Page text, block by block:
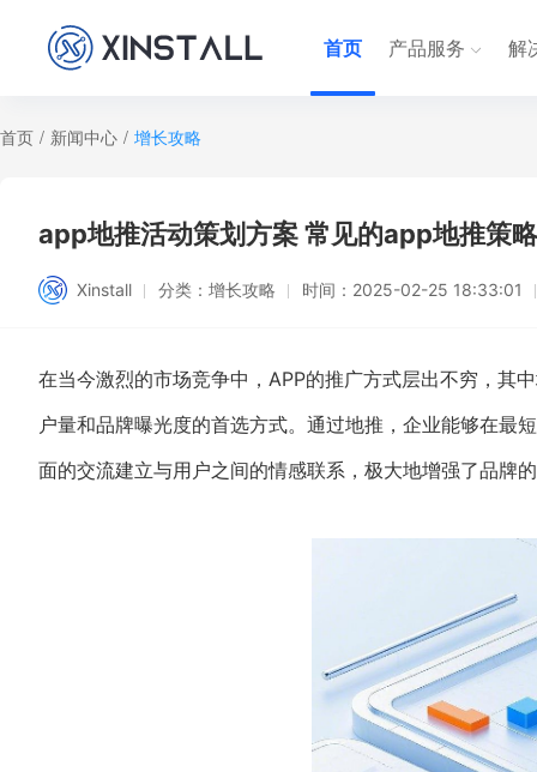
首页 产品服务 解
首页 / 新闻中心 / 增长攻略
app地推活动策划方案 常见的app地推策略
Xinstall 分类： 增长攻略 时间： 2025-02-25 18:33:01
在当今激烈的市场竞争中，APP的推广方式层出不穷，其
户量和品牌曝光度的首选方式。通过地推，企业能够在最
面的交流建立与用户之间的情感联系，极大地增强了品牌